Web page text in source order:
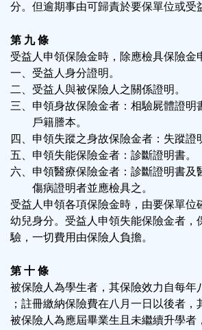
分。但逾期事由可歸責於要保單位或受
第 九 條
受益人申領保險金時，除應檢具保險
一、受益人身分證明。
二、受益人與被保險人之關係證明。
三、申領身故保險金者：相驗屍體證
戶籍謄本。
四、申領失蹤之身故保險金者：失蹤證
五、申領失能保險金者：診斷證明書。
六、申領醫療保險金者：診斷證明書
傷病證明者並應檢具之。
受益人申領各項保險金時，由要保單
幼兒身分。受益人申領失能保險金者
驗，一切費用由保險人負擔。
第 十 條
被保險人為學生者，其保險效力自每
；註冊繳納保險費在八月一日以後者
被保險人為應屆畢業生且未繼續升學